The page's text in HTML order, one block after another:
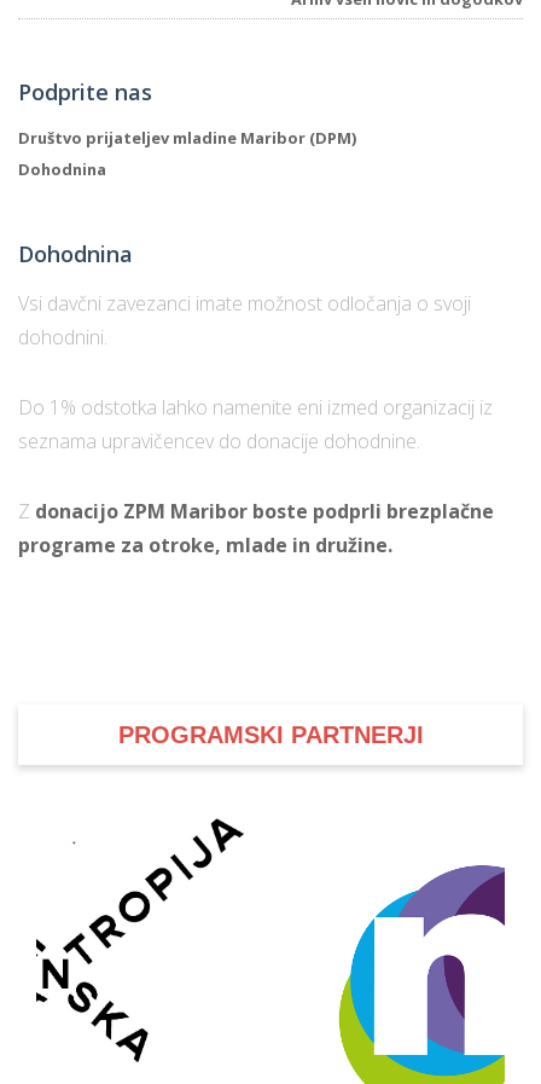
Podprite nas
Društvo prijateljev mladine Maribor (DPM)
Dohodnina
Dohodnina
Vsi davčni zavezanci imate možnost odločanja o svoji
dohodnini.
Do 1% odstotka lahko namenite eni izmed organizacij iz
seznama upravičencev do donacije dohodnine.
Z donacijo ZPM Maribor boste podprli brezplačne
programe za otroke, mlade in družine.
PROGRAMSKI PARTNERJI